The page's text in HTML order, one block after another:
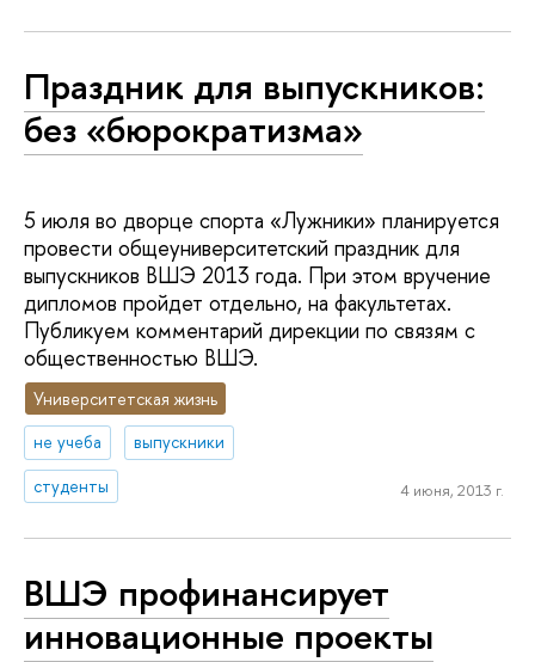
Праздник для выпускников:
без «бюрократизма»
5 июля во дворце спорта «Лужники» планируется
провести общеуниверситетский праздник для
выпускников ВШЭ 2013 года. При этом вручение
дипломов пройдет отдельно, на факультетах.
Публикуем комментарий дирекции по связям с
общественностью ВШЭ.
Университетская жизнь
не учеба
выпускники
студенты
4 июня, 2013 г.
ВШЭ профинансирует
инновационные проекты